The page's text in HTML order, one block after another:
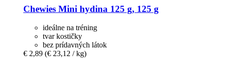
Chewies Mini hydina 125 g, 125 g
ideálne na tréning
tvar kostičky
bez prídavných látok
€ 2,89 (€ 23,12 / kg)